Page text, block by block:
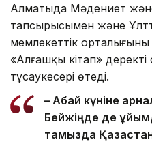
Алматыда Мәдениет және
тапсырысымен және
мемлекеттік
«Алғашқы кітап» деректі
тұсаукесері өтеді.
– Абай күніне
Бейжіңде де
тамызда